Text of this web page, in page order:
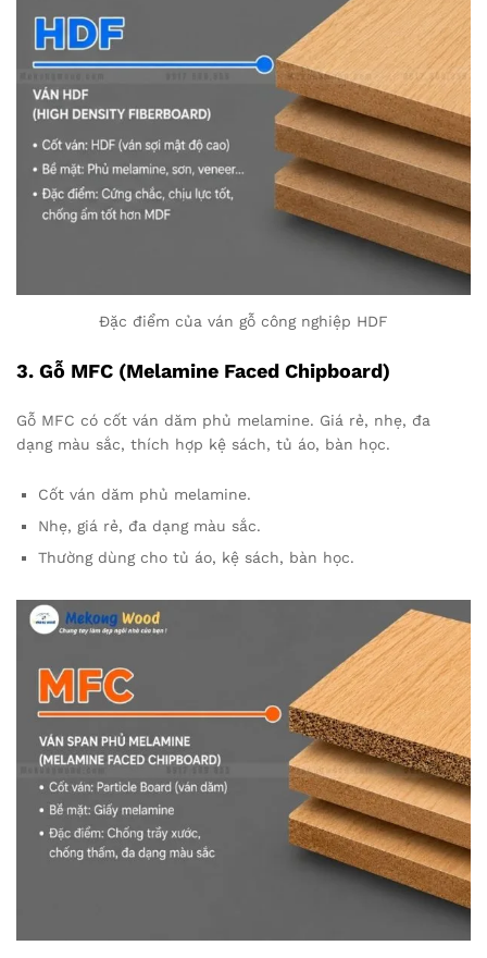
Đặc điểm của ván gỗ công nghiệp HDF
3. Gỗ MFC (Melamine Faced Chipboard)
Gỗ MFC có cốt ván dăm phủ melamine. Giá rẻ, nhẹ, đa
dạng màu sắc, thích hợp kệ sách, tủ áo, bàn học.
Cốt ván dăm phủ melamine.
Nhẹ, giá rẻ, đa dạng màu sắc.
Thường dùng cho tủ áo, kệ sách, bàn học.